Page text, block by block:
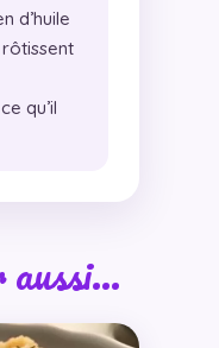
d’huile
qu’il
aussi…